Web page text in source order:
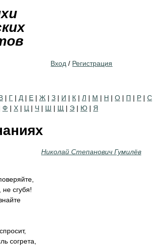
Вход / Регистрация
| Г | Д | Е | Ж | З | И | К | Л | М | Н | О | П | Р | С
Ф | Х | Ц | Ч | Ш | Щ | Э | Ю | Я
Николай Степанович Гумилёв
сгубя!
согрета,